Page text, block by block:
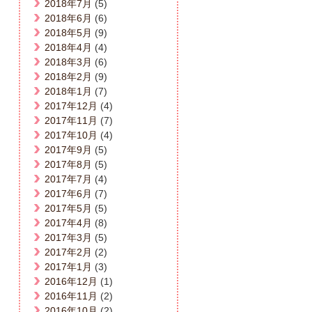
2018年7月 (5)
2018年6月 (6)
2018年5月 (9)
2018年4月 (4)
2018年3月 (6)
2018年2月 (9)
2018年1月 (7)
2017年12月 (4)
2017年11月 (7)
2017年10月 (4)
2017年9月 (5)
2017年8月 (5)
2017年7月 (4)
2017年6月 (7)
2017年5月 (5)
2017年4月 (8)
2017年3月 (5)
2017年2月 (2)
2017年1月 (3)
2016年12月 (1)
2016年11月 (2)